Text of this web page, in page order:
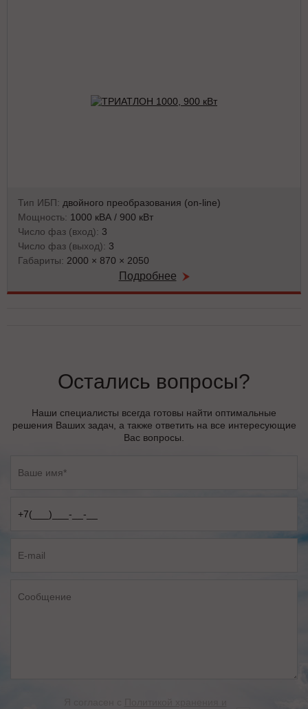
Тип ИБП: двойного преобразования (on-line)
Мощность: 1000 кВА / 900 кВт
Число фаз (вход): 3
Число фаз (выход): 3
Габариты: 2000 × 870 × 2050
Подробнее
Остались вопросы?
Наши специалисты всегда готовы найти оптимальные
решения Ваших задач, а также ответить на все интересующие
Вас вопросы.